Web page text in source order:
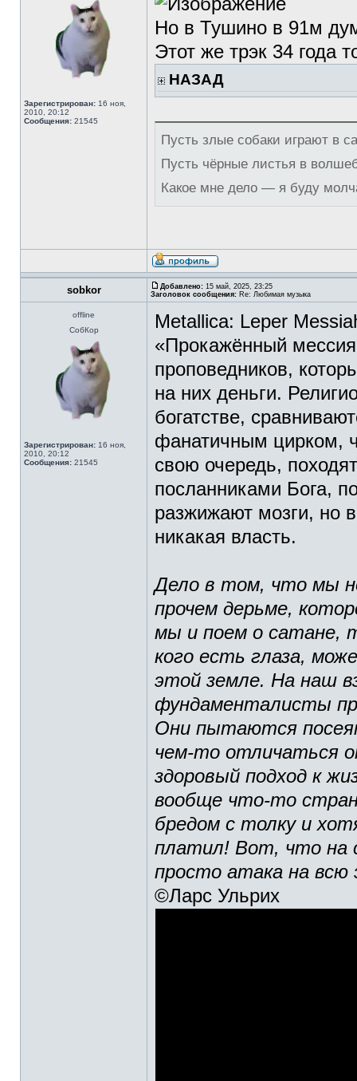
Зарегистрирован: 16 ноя,
2010, 20:12
Сообщения: 21545
Но в Тушино в 91м
Этот же трэк 34 года
НАЗАД
Пусть злые собаки играют в
Пусть чёрные листья в
Какое мне дело — я буду
sobkor Добавлено: 15 май, 2025, 23:25
Заголовок сообщения: Re: Любимая музыка
offline
СобКор
Зарегистрирован: 16 ноя,
2010, 20:12
Сообщения: 21545
Metallica: Leper
«Прокажённый
проповедников,
на них деньги.
богатстве,
фанатичным цирком,
свою очередь,
посланниками Бога,
разжижают мозги, но
никакая власть.
Дело в том, что мы
прочем дерьме,
мы и поем о сатане,
кого есть глаза,
этой земле. На наш
фундаменталисты
Они пытаются
чем-то отличаться
здоровый подход к
вообще что-то
бредом с толку и
платил! Вот, что на
просто атака на
©Ларс Ульрих